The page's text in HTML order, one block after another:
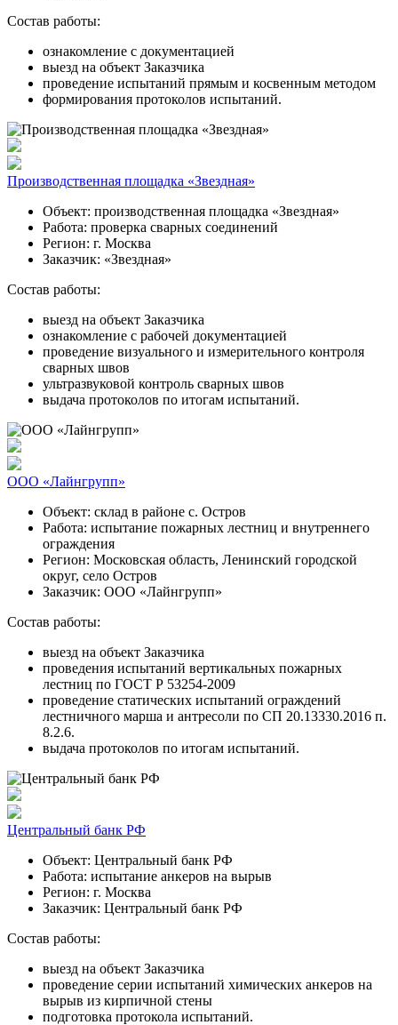
Состав работы:
ознакомление с документацией
выезд на объект Заказчика
проведение испытаний прямым и косвенным методом
формирования протоколов испытаний.
Производственная площадка «Звездная»
Объект: производственная площадка «Звездная»
Работа: проверка сварных соединений
Регион: г. Москва
Заказчик: «Звездная»
Состав работы:
выезд на объект Заказчика
ознакомление с рабочей документацией
проведение визуального и измерительного контроля
сварных швов
ультразвуковой контроль сварных швов
выдача протоколов по итогам испытаний.
ООО «Лайнгрупп»
Объект: склад в районе с. Остров
Работа: испытание пожарных лестниц и внутреннего
ограждения
Регион: Московская область, Ленинский городской
округ, село Остров
Заказчик: ООО «Лайнгрупп»
Состав работы:
выезд на объект Заказчика
проведения испытаний вертикальных пожарных
лестниц по ГОСТ Р 53254-2009
проведение статических испытаний ограждений
лестничного марша и антресоли по СП 20.13330.2016 п.
8.2.6.
выдача протоколов по итогам испытаний.
Центральный банк РФ
Объект: Центральный банк РФ
Работа: испытание анкеров на вырыв
Регион: г. Москва
Заказчик: Центральный банк РФ
Состав работы:
выезд на объект Заказчика
проведение серии испытаний химических анкеров на
вырыв из кирпичной стены
подготовка протокола испытаний.